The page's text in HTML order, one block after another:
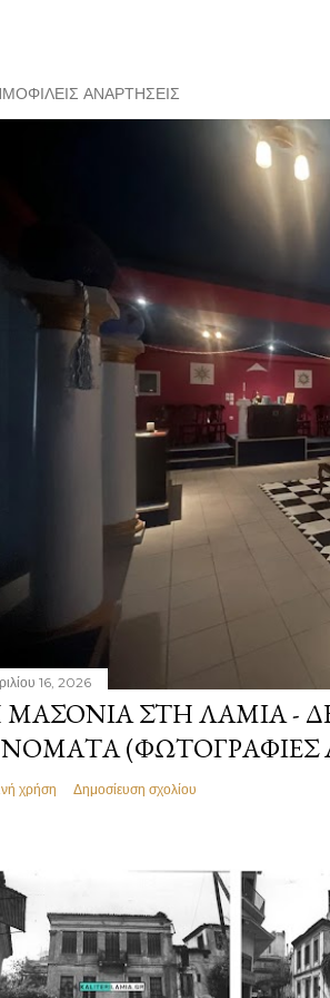
ΑΝΑΡΤΉΣΕΙΣ
16, 2026
ΣΤΗ ΛΑΜΊΑ -
(ΦΩΤΟΓΡΑΦΊΕΣ
χρήση Δημοσίευση σχολίου